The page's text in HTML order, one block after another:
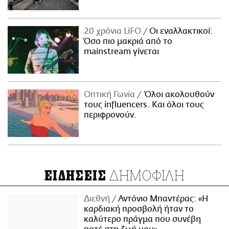
20 χρόνια LiFO
Οι εναλλακτικοί:
Όσο πιο μακριά από το
mainstream γίνεται
Οπτική Γωνία
Όλοι ακολουθούν
τους influencers. Και όλοι τους
περιφρονούν.
ΕΙΔΗΣΕΙΣ ΔΗΜΟΦΙΛΗ
Διεθνή
Αντόνιο Μπαντέρας: «Η
καρδιακή προσβολή ήταν το
καλύτερο πράγμα που συνέβη